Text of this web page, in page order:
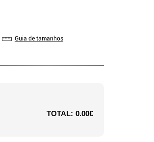
Guia de tamanhos
TOTAL: 0.00€